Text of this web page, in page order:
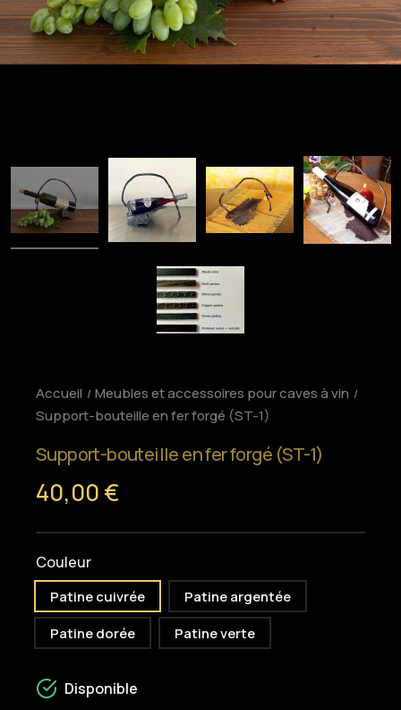
Accueil
Meubles et accessoires pour caves à vin
Support-bouteille en fer forgé (ST-1)
Support-bouteille en fer forgé (ST-1)
40,00 €
Couleur
Patine cuivrée
Patine argentée
Patine dorée
Patine verte
Disponible